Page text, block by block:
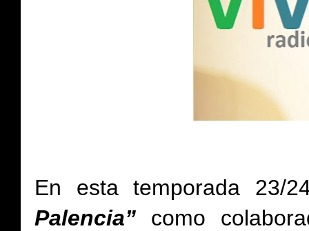
En esta temporada 23/
Palencia”
como